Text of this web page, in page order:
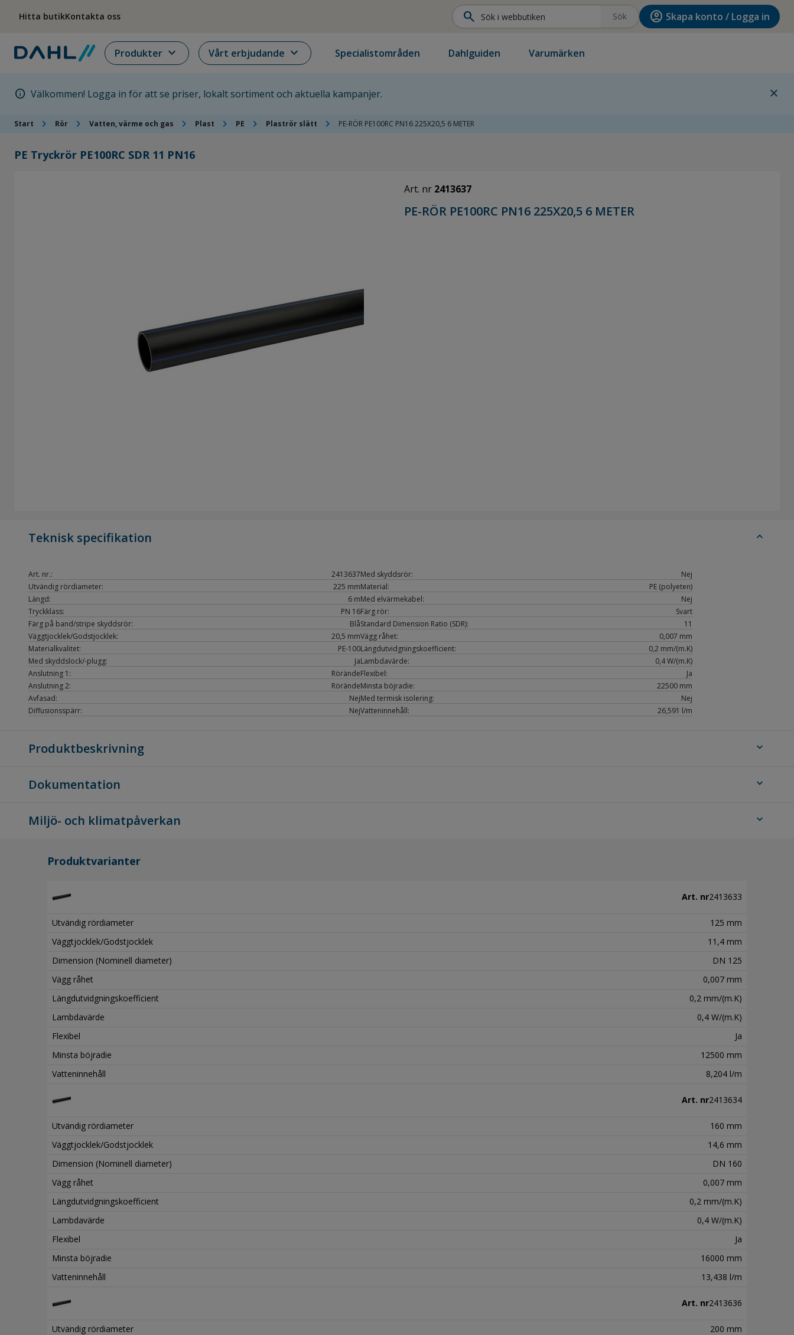
Hitta butikKontakta oss search Sök account_circle Skapa konto / Logga in
Produkter expand_more Vårt erbjudande expand_more Specialistområden Dahlguiden Varumärken
info Välkommen! Logga in för att se priser, lokalt sortiment och aktuella kampanjer. close
Start chevron_right Rör chevron_right Vatten, värme och gas chevron_right Plast chevron_right PE chevron_right Plaströr slätt chevron_right PE-RÖR PE100RC PN16 225X20,5 6 METER
PE Tryckrör PE100RC SDR 11 PN16
Art. nr 2413637
PE-RÖR PE100RC PN16 225X20,5 6 METER
Teknisk specifikation expand_less
Art. nr.:
2413637
Utvändig rördiameter:
225 mm
Längd:
6 m
Tryckklass:
PN 16
Färg på band/stripe skyddsrör:
Blå
Väggtjocklek/Godstjocklek:
20,5 mm
Materialkvalitet:
PE-100
Med skyddslock/-plugg:
Ja
Anslutning 1:
Rörände
Anslutning 2:
Rörände
Avfasad:
Nej
Diffusionsspärr:
Nej
Med skyddsrör:
Nej
Material:
PE (polyeten)
Med elvärmekabel:
Nej
Färg rör:
Svart
Standard Dimension Ratio (SDR):
11
Vägg råhet:
0,007 mm
Längdutvidgningskoefficient:
0,2 mm/(m.K)
Lambdavärde:
0,4 W/(m.K)
Flexibel:
Ja
Minsta böjradie:
22500 mm
Med termisk isolering:
Nej
Vatteninnehåll:
26,591 l/m
Produktbeskrivning expand_more
Dokumentation expand_more
Miljö- och klimatpåverkan expand_more
Produktvarianter
Art. nr2413633
Utvändig rördiameter
125 mm
Väggtjocklek/Godstjocklek
11,4 mm
Dimension (Nominell diameter)
DN 125
Vägg råhet
0,007 mm
Längdutvidgningskoefficient
0,2 mm/(m.K)
Lambdavärde
0,4 W/(m.K)
Flexibel
Ja
Minsta böjradie
12500 mm
Vatteninnehåll
8,204 l/m
Art. nr2413634
Utvändig rördiameter
160 mm
Väggtjocklek/Godstjocklek
14,6 mm
Dimension (Nominell diameter)
DN 160
Vägg råhet
0,007 mm
Längdutvidgningskoefficient
0,2 mm/(m.K)
Lambdavärde
0,4 W/(m.K)
Flexibel
Ja
Minsta böjradie
16000 mm
Vatteninnehåll
13,438 l/m
Art. nr2413636
Utvändig rördiameter
200 mm